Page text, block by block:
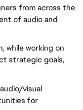
from across the
of audio and
while working on
strategic goals,
visual
for